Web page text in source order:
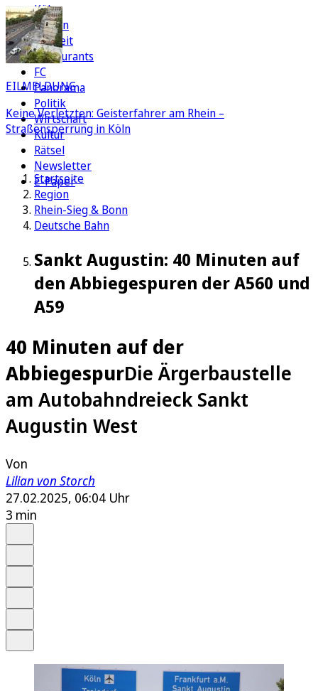
Köln
Region
Freizeit
Restaurants
FC
Panorama
Politik
Wirtschaft
Kultur
Rätsel
Newsletter
E-Paper
EILMELDUNG
Keine Verletzten: Geisterfahrer am Rhein –
Straßensperrung in Köln
Startseite
Region
Rhein-Sieg & Bonn
Deutsche Bahn
Sankt Augustin: 40 Minuten auf
den Abbiegespuren der A560 und
A59
40 Minuten auf der
AbbiegespurDie Ärgerbaustelle
am Autobahndreieck Sankt
Augustin West
Von
Lilian von Storch
27.02.2025, 06:04 Uhr
3 min